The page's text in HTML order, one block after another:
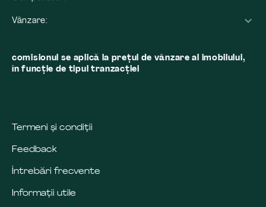
Vânzare:
comisionul se aplică la preţul de vânzare al imobilului,
în funcţie de tipul tranzacţiei
Termeni și condiții
Feedback
Întrebări frecvente
Informații utile